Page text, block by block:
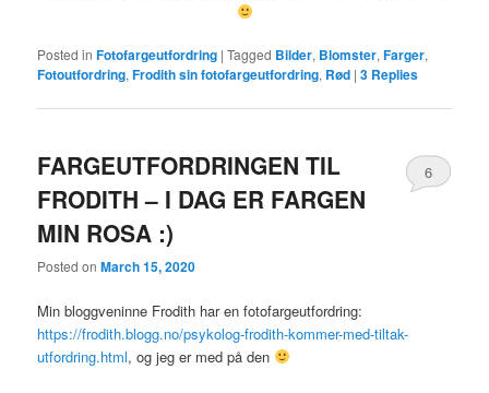
Posted in Fotofargeutfordring |Tagged Bilder, Blomster,Farger,
Fotoutfordring,Frodith sin fotofargeutfordring, Rød |3 Replies
FARGEUTFORDRINGEN TIL
FRODITH – I DAG ER FARGEN
MIN ROSA :)
Posted onMarch 15, 2020
6
Min bloggveninne Frodith har en fotofargeutfordring:
https://frodith.blogg.no/psykolog-frodith-kommer-med-tiltak-
utfordring.html, og jeg er med på den